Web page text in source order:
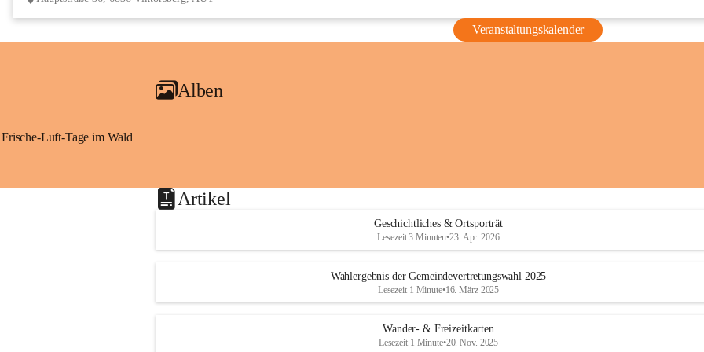
Veranstaltungskalender
Alben
Frische-Luft-Tage im Wald
Artikel
Geschichtliches & Ortsporträt
Lesezeit 3 Minuten•23. Apr. 2026
Wahlergebnis der Gemeindevertretungswahl 2025
Lesezeit 1 Minute•16. März 2025
Wander- & Freizeitkarten
Lesezeit 1 Minute•20. Nov. 2025